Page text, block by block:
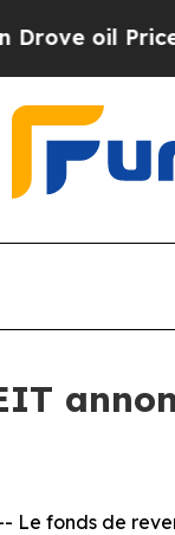
Prices
Le fonds de